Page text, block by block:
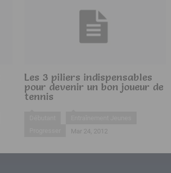
Les 3 piliers indispensables
pour devenir un bon joueur de
tennis
Mar 24, 2012